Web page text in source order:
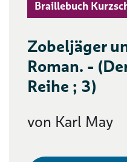
Braillebuch
Zobeljäger
Roman. -
Reihe ; 3)
von Karl May